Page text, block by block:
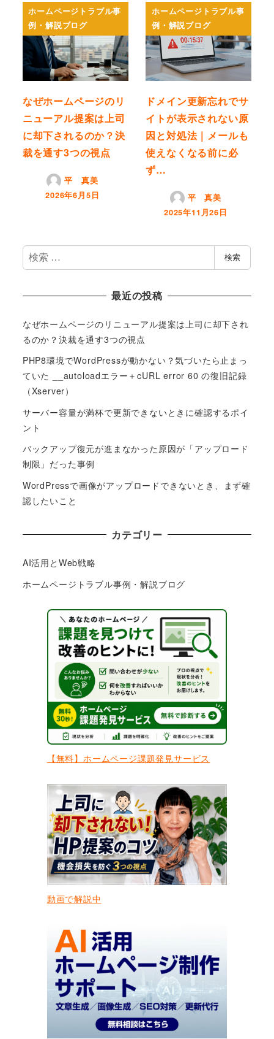
ホームページトラブル事
例・解説ブログ
なぜホームページのリ
ニューアル提案は上司
に却下されるのか？決
裁を通す3つの視点
平 真美
2026年6月5日
ホームページトラブル事
例・解説ブログ
ドメイン更新忘れでサ
イトが表示されない原
因と対処法｜メールも
使えなくなる前に必
ず…
平 真美
2025年11月26日
検
索
検索
最近の投稿
なぜホームページのリニューアル提案は上司に却下され
るのか？決裁を通す3つの視点
PHP8環境でWordPressが動かない？気づいたら止まっ
ていた __autoloadエラー＋cURL error 60 の復旧記録
（Xserver）
サーバー容量が満杯で更新できないときに確認するポイ
ント
バックアップ復元が進まなかった原因が「アップロード
制限」だった事例
WordPressで画像がアップロードできないとき、まず確
認したいこと
カテゴリー
AI活用とWeb戦略
ホームページトラブル事例・解説ブログ
【無料】ホームページ課題発見サービス
動画で解説中